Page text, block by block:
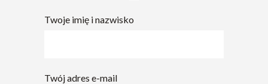
Twoje imię i nazwisko
Twój adres e-mail